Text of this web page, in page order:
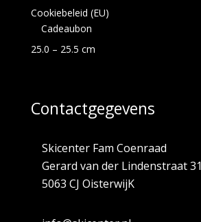
Cookiebeleid (EU)
Cadeaubon
25.0 – 25.5 cm
Contactgegevens
Skicenter Fam Coenraad
Gerard van der Lindenstraat 31
5063 CJ OisterwijK